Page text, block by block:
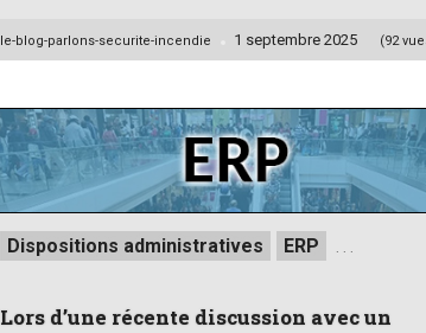
Posted
le-blog-parlons-securite-incendie 1 septembre 2025 (92
Posted
inDispositions administratives ERP . . .
Lors d’une récente discussion avec un